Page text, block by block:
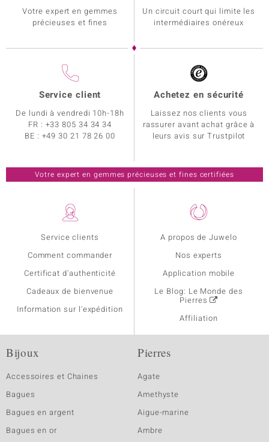
Service clients
Comment commander
Certificat d'authenticité
Cadeaux de bienvenue
Information sur l'expédition
A propos de Juwelo
Nos experts
Application mobile
Le Blog: Le Monde des
Pierres
Affiliation
Votre expert en gemmes
précieuses et fines
Un circuit court qui limite les
intermédiaires onéreux
Service client
De lundi à vendredi 10h-18h
FR : +33 805 34 34 34
BE : +49 30 21 78 26 00
Achetez en sécurité
Laissez nos clients vous
rassurer avant achat grâce à
leurs avis sur Trustpilot
Votre expert en gemmes précieuses et fines certifiées
Bijoux
Accessoires et Chaines
Bagues
Bagues en argent
Bagues en or
Pierres
Agate
Amethyste
Aigue-marine
Ambre